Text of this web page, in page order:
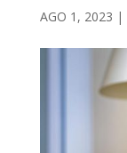
AGO 1, 2023 |